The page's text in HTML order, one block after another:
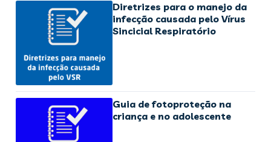
Diretrizes para o manejo da
infecção causada pelo Vírus
Sincicial Respiratório
Guia de fotoproteção na
criança e no adolescente